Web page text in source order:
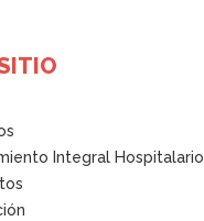
Integral Hospitalario